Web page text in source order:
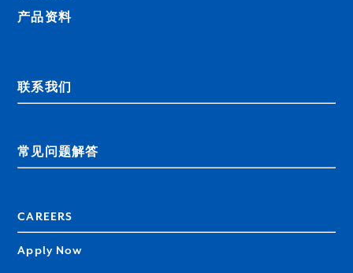
产品资料
联系我们
常见问题解答
CAREERS
Apply Now